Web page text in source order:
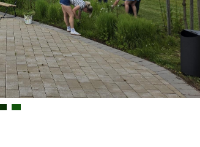
Downloads
Termine
Kontakt